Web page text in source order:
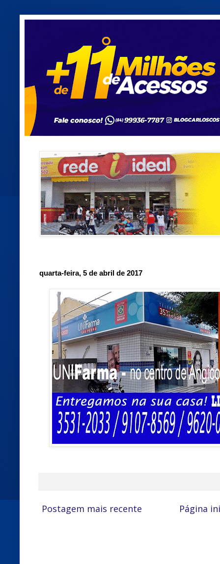
quarta-feira, 5 de abril de 2017
Postagem mais recente Página